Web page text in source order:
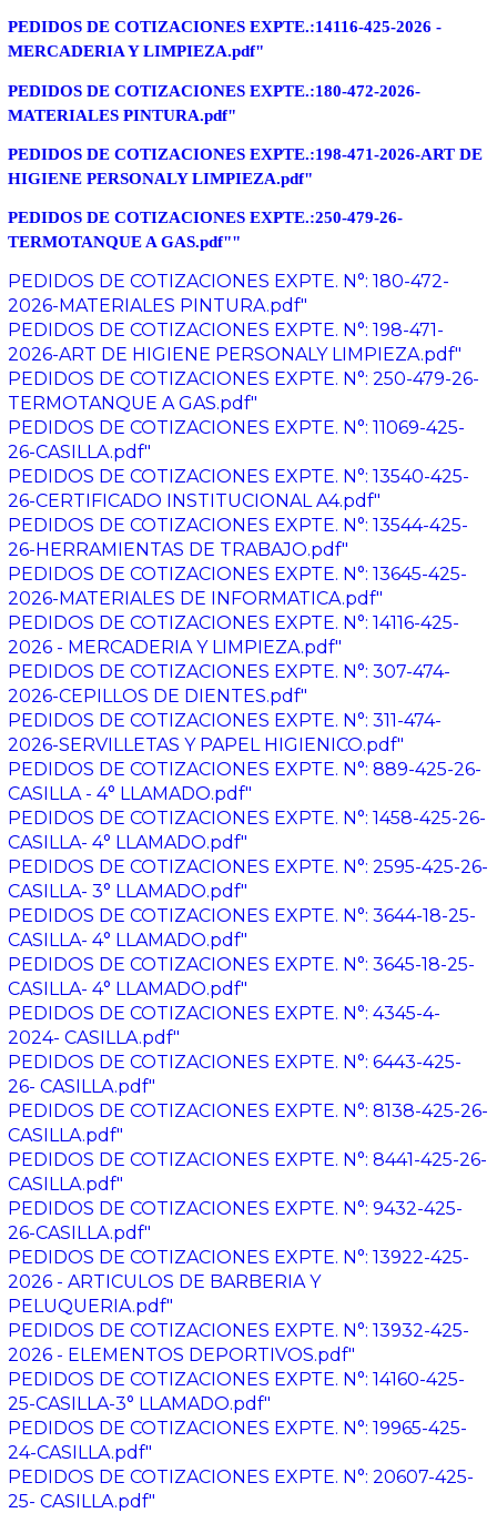
PEDIDOS DE COTIZACIONES EXPTE.:14116-425-2026 -
MERCADERIA Y LIMPIEZA.pdf"
PEDIDOS DE COTIZACIONES EXPTE.:180-472-2026-
MATERIALES PINTURA.pdf"
PEDIDOS DE COTIZACIONES EXPTE.:198-471-2026-ART DE
HIGIENE PERSONALY LIMPIEZA.pdf"
PEDIDOS DE COTIZACIONES EXPTE.:250-479-26-
TERMOTANQUE A GAS.pdf""
PEDIDOS DE COTIZACIONES EXPTE. N°: 180-472-
2026-MATERIALES PINTURA.pdf"
PEDIDOS DE COTIZACIONES EXPTE. N°: 198-471-
2026-ART DE HIGIENE PERSONALY LIMPIEZA.pdf"
PEDIDOS DE COTIZACIONES EXPTE. N°: 250-479-26-
TERMOTANQUE A GAS.pdf"
PEDIDOS DE COTIZACIONES EXPTE. N°: 11069-425-
26-CASILLA.pdf"
PEDIDOS DE COTIZACIONES EXPTE. N°: 13540-425-
26-CERTIFICADO INSTITUCIONAL A4.pdf"
PEDIDOS DE COTIZACIONES EXPTE. N°: 13544-425-
26-HERRAMIENTAS DE TRABAJO.pdf"
PEDIDOS DE COTIZACIONES EXPTE. N°: 13645-425-
2026-MATERIALES DE INFORMATICA.pdf"
PEDIDOS DE COTIZACIONES EXPTE. N°: 14116-425-
2026 - MERCADERIA Y LIMPIEZA.pdf"
PEDIDOS DE COTIZACIONES EXPTE. N°: 307-474-
2026-CEPILLOS DE DIENTES.pdf"
PEDIDOS DE COTIZACIONES EXPTE. N°: 311-474-
2026-SERVILLETAS Y PAPEL HIGIENICO.pdf"
PEDIDOS DE COTIZACIONES EXPTE. N°: 889-425-26-
CASILLA - 4° LLAMADO.pdf"
PEDIDOS DE COTIZACIONES EXPTE. N°: 1458-425-26-
CASILLA- 4° LLAMADO.pdf"
PEDIDOS DE COTIZACIONES EXPTE. N°: 2595-425-26-
CASILLA- 3° LLAMADO.pdf"
PEDIDOS DE COTIZACIONES EXPTE. N°: 3644-18-25-
CASILLA- 4° LLAMADO.pdf"
PEDIDOS DE COTIZACIONES EXPTE. N°: 3645-18-25-
CASILLA- 4° LLAMADO.pdf"
PEDIDOS DE COTIZACIONES EXPTE. N°: 4345-4-
2024- CASILLA.pdf"
PEDIDOS DE COTIZACIONES EXPTE. N°: 6443-425-
26- CASILLA.pdf"
PEDIDOS DE COTIZACIONES EXPTE. N°: 8138-425-26-
CASILLA.pdf"
PEDIDOS DE COTIZACIONES EXPTE. N°: 8441-425-26-
CASILLA.pdf"
PEDIDOS DE COTIZACIONES EXPTE. N°: 9432-425-
26-CASILLA.pdf"
PEDIDOS DE COTIZACIONES EXPTE. N°: 13922-425-
2026 - ARTICULOS DE BARBERIA Y
PELUQUERIA.pdf"
PEDIDOS DE COTIZACIONES EXPTE. N°: 13932-425-
2026 - ELEMENTOS DEPORTIVOS.pdf"
PEDIDOS DE COTIZACIONES EXPTE. N°: 14160-425-
25-CASILLA-3° LLAMADO.pdf"
PEDIDOS DE COTIZACIONES EXPTE. N°: 19965-425-
24-CASILLA.pdf"
PEDIDOS DE COTIZACIONES EXPTE. N°: 20607-425-
25- CASILLA.pdf"